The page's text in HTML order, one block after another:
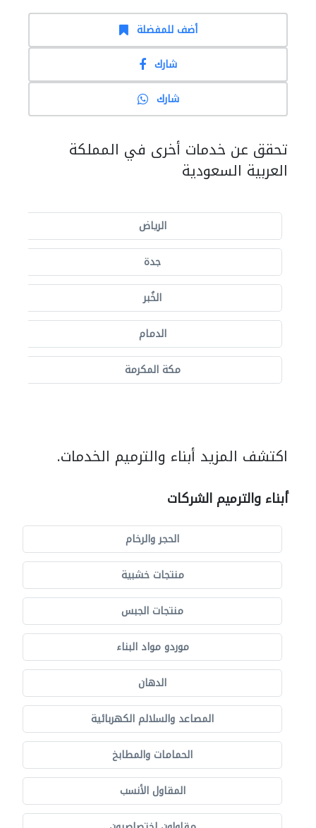
أضف للمفضلة
شارك
شارك
تحقق عن خدمات أخرى في المملكة
العربية السعودية
الرياض
جدة
الخُبر
الدمام
مكة المكرمة
اكتشف المزيد أبناء والترميم الخدمات.
أبناء والترميم الشركات
الحجر والرخام
منتجات خشبية
منتجات الجبس
موردو مواد البناء
الدهان
المصاعد والسلالم الكهربائية
الحمامات والمطابخ
المقاول الأنسب